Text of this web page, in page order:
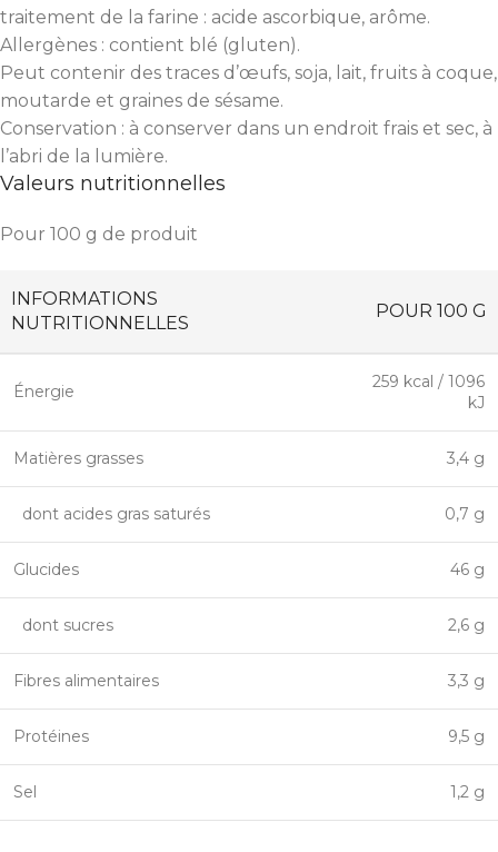
traitement de la farine : acide ascorbique, arôme.
Allergènes : contient blé (gluten).
Peut contenir des traces d’œufs, soja, lait, fruits à coque,
moutarde et graines de sésame.
Conservation : à conserver dans un endroit frais et sec, à
l’abri de la lumière.
Valeurs nutritionnelles
Pour 100 g de produit
INFORMATIONS
NUTRITIONNELLES
POUR 100 G
Énergie
259 kcal / 1096
kJ
Matières grasses 3,4 g
dont acides gras saturés 0,7 g
Glucides 46 g
dont sucres 2,6 g
Fibres alimentaires 3,3 g
Protéines 9,5 g
Sel 1,2 g